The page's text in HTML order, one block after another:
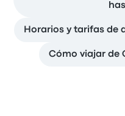
Horarios y tarifas de
Cómo viajar de